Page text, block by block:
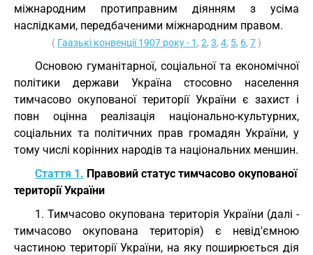
міжнародним протиправним діянням з усіма
наслідками, передбаченими міжнародним правом.
( Гаазькі конвенції 1907 року - 1 , 2, 3, 4, 5, 6, 7)
Основою гуманітарної, соціальної та економічної
політики держави Україна стосовно населення
тимчасово окупованої території України є захист і
повн оцінна реалізація національно-культурних,
соціальних та політичних прав громадян України, у
тому числі корінних народів та національних меншин.
Стаття 1. Правовий статус тимчасово окупованої
території України
1. Тимчасово окупована територія України (далі -
тимчасово окупована територія) є невід'ємною
частиною території України, на яку поширюється дія